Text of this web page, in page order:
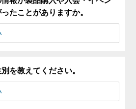
たことがありますか。
を教えてください。